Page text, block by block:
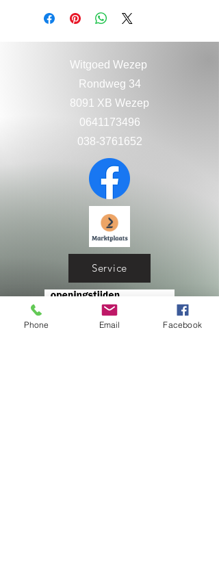
Witgoed Wezep
Rondweg 34
8091 XB Wezep
0641173496
038-3761652
Service
Phone Email Facebook